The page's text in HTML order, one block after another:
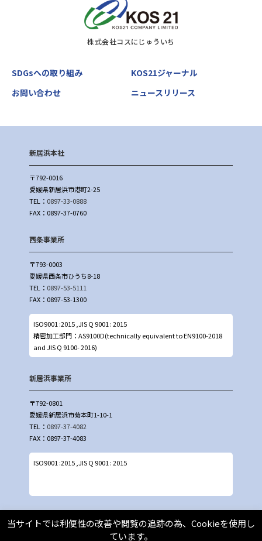
株式会社コスにじゅういち
SDGsへの取り組み
KOS21ジャーナル
お問い合わせ
ニュースリリース
新居浜本社
〒792-0016
愛媛県新居浜市港町2-25
TEL： 0897-33-0888
FAX：0897-37-0760
西条事業所
〒793-0003
愛媛県西条市ひうち8-18
TEL： 0897-53-5111
FAX：0897-53-1300
ISO9001 :2015 ,JIS Q 9001 : 2015
精密加工部門：AS9100D(technically equivalent to EN9100-2018
and JIS Q 9100- 2016)
新居浜事業所
〒792-0801
愛媛県新居浜市菊本町1-10-1
TEL： 0897-37-4082
FAX：0897-37-4083
ISO9001 :2015 ,JIS Q 9001 : 2015
当サイトでは利便性の改善や閲覧の追跡の為、Cookieを使用し
ています。